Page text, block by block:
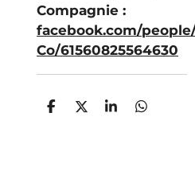
Compagnie :
facebook.com/
Co/61560825564630
P
P
P
P